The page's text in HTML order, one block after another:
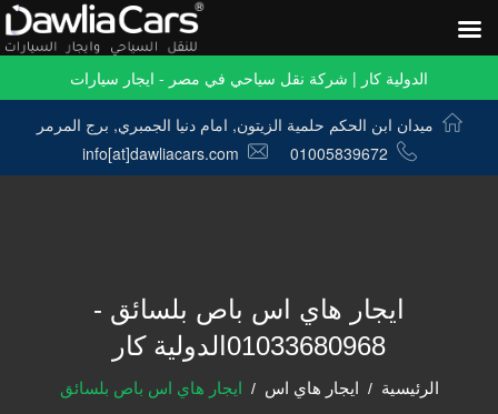
الدولية كار | شركة نقل سياحي في مصر - ايجار سيارات
ميدان ابن الحكم حلمية الزيتون, امام دنيا الجمبري, برج المرمر
01005839672
info[at]dawliacars.com
ايجار هاي اس باص بلسائق -
01033680968الدولية كار
الرئيسية ايجار هاي اس ايجار هاي اس باص بلسائق